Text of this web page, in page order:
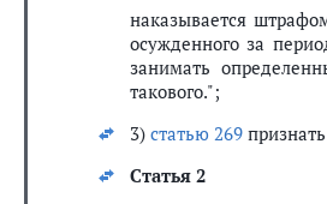
наказывается
осужденного за
занимать
такового.";
3) статью 269
Статья 2